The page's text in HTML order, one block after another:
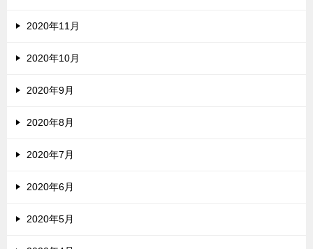
2020年11月
2020年10月
2020年9月
2020年8月
2020年7月
2020年6月
2020年5月